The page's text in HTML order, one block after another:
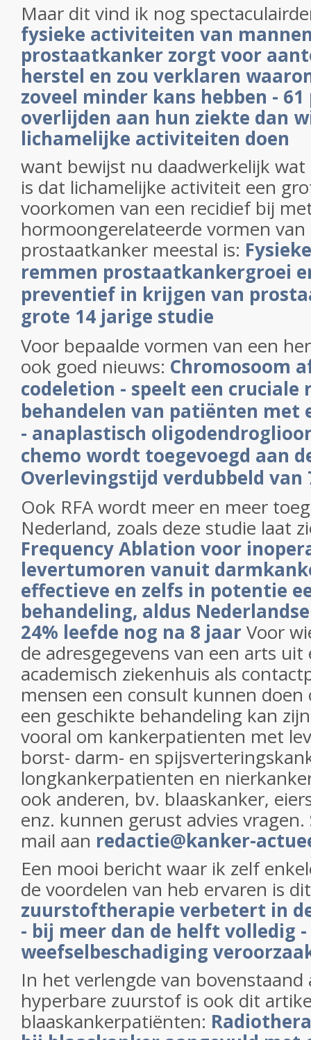
Maar dit vind ik nog
fysieke activiteiten van
prostaatkanker zorgt voor
herstel en zou verklaren
zoveel minder kans hebben -
overlijden aan hun ziekte dan
lichamelijke activiteiten doen
want bewijst nu daadwerkelijk
is dat lichamelijke activiteit een
voorkomen van een recidief bij
hormoongerelateerde vormen van
prostaatkanker meestal is:
remmen prostaatkankergroei
preventief in krijgen van
grote 14 jarige studie
Voor bepaalde vormen van een
ook goed nieuws: Chromosoom
codeletion - speelt een cruciale
behandelen van patiënten met
- anaplastisch
chemo wordt toegevoegd aan
Overlevingstijd verdubbeld van
Ook RFA wordt meer en meer
Nederland, zoals deze studie laat
Frequency Ablation voor
levertumoren vanuit
effectieve en zelfs in potentie
behandeling, aldus
24% leefde nog na 8 jaarVoor
de adresgegevens van een arts uit
academisch ziekenhuis als
mensen een consult kunnen doen
een geschikte behandeling kan
vooral om kankerpatienten met
borst- darm- en
longkankerpatienten en
ook anderen, bv. blaaskanker,
enz. kunnen gerust advies
mail aan redactie@kanker-
Een mooi bericht waar ik zelf
de voordelen van heb ervaren is dit
zuurstoftherapie verbetert in
- bij meer dan de helft volledig
weefselbeschadiging
In het verlengde van bovenstaand
hyperbare zuurstof is ook dit
blaaskankerpatiënten: